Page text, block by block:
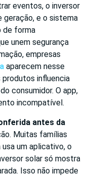
eventos, o inversor
geração, e o sistema
de forma
unem segurança
empresas
aparecem nesse
influencia
consumidor. O app,
incompatível.
antes da
Muitas famílias
um aplicativo, o
solar só mostra
Isso não impede